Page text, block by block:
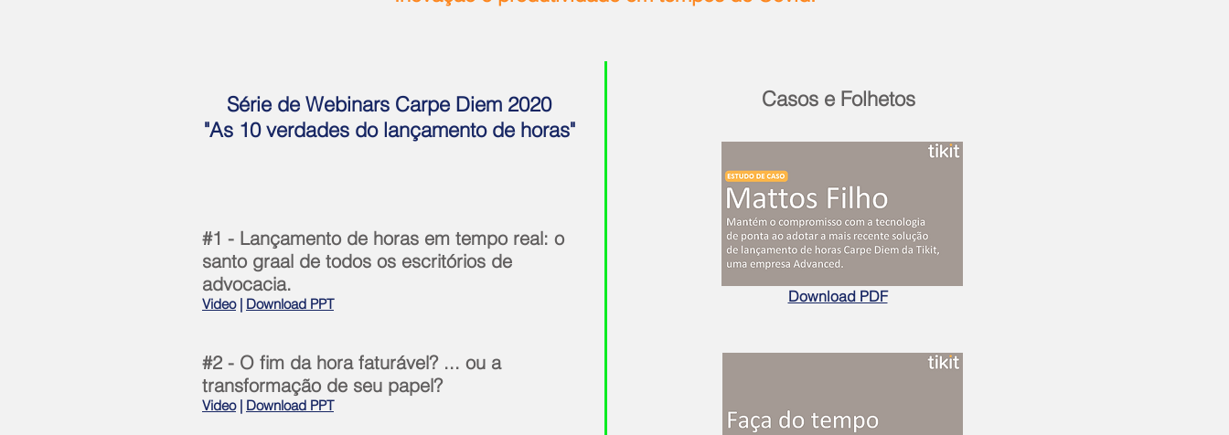
Série de Webinars Carpe Diem 2020
"As 10 verdades do lançamento de horas"
#1 - Lançamento de horas em tempo real: o
santo graal de todos os escritórios de
advocacia.
Video| Download PPT
#2 - O fim da hora faturável? ... ou a
transformação de seu papel?
Video| Download PPT
Download PDF
Casos e Folhetos